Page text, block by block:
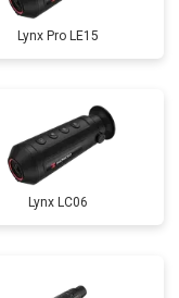
Lynx Pro LE15
Lynx LC06